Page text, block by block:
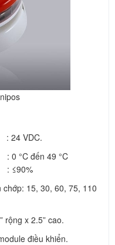
VDC.
đến 49 °C
15, 30, 60, 75, 110
rộng x 2.5” cao.
điều khiển.